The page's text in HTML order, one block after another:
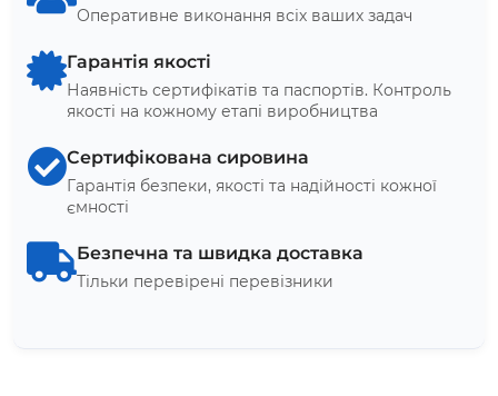
Оперативне виконання всіх ваших задач
Гарантія якості
Наявність сертифікатів та паспортів. Контроль
якості на кожному етапі виробництва
Сертифікована сировина
Гарантія безпеки, якості та надійності кожної
ємності
Безпечна та швидка доставка
Тільки перевірені перевізники